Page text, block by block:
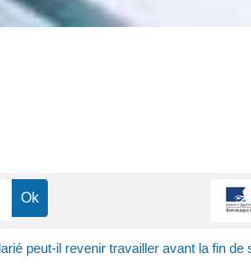
peut-il revenir travailler avant la fin de